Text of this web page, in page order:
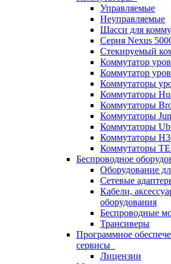
Управляемые
Неуправляемые
Шасси для
Серия Nexus
Стекируемый
Коммутатор
Коммутатор
Коммутаторы
Коммутаторы
Коммутаторы
Коммутаторы
Коммутаторы
Коммутаторы
Коммутаторы
Беспроводное
Оборудование
Сетевые
Кабели,
оборудования
Беспроводные
Трансиверы
Программное
сервисы
Лицензии